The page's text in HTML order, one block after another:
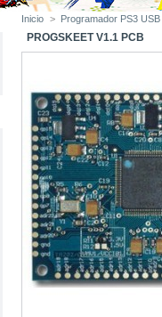
Inicio > Programador PS3 USB
PROGSKEET V1.1 PCB